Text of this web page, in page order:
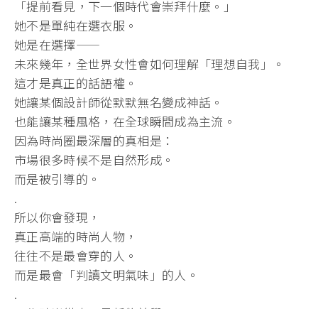
「提前看見，下一個時代會崇拜什麼。」
她不是單純在選衣服。
她是在選擇——
未來幾年，全世界女性會如何理解「理想自我」。
這才是真正的話語權。
她讓某個設計師從默默無名變成神話。
也能讓某種風格，在全球瞬間成為主流。
因為時尚圈最深層的真相是：
市場很多時候不是自然形成。
而是被引導的。
.
所以你會發現，
真正高端的時尚人物，
往往不是最會穿的人。
而是最會「判讀文明氣味」的人。
.